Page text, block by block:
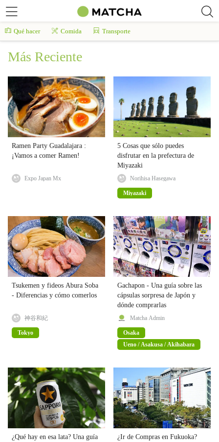
Qué hacer Comida Transporte
Más Reciente
Ramen Party Guadalajara :
¡Vamos a comer Ramen!
Expo Japan Mx
5 Cosas que sólo puedes
disfrutar en la prefectura de
Miyazaki
Norihisa Hasegawa
Miyazaki
Tsukemen y fideos Abura Soba
- Diferencias y cómo comerlos
神谷和紀
Tokyo
Gachapon - Una guía sobre las
cápsulas sorpresa de Japón y
dónde comprarlas
Matcha Admin
Osaka
Ueno / Asakusa / Akihabara
¿Qué hay en esa lata? Una guía
¿Ir de Compras en Fukuoka?